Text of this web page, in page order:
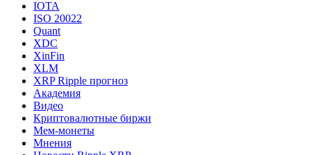
IOTA
ISO 20022
Quant
XDC
XinFin
XLM
XRP Ripple прогноз
Академия
Видео
Криптовалютные биржи
Мем-монеты
Мнения